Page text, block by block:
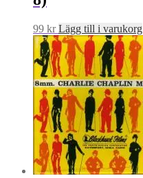
99 kr Lägg till i varukorg